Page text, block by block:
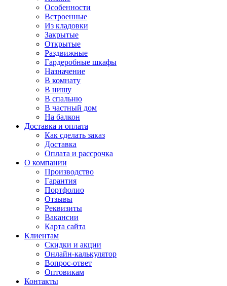
Особенности
Встроенные
Из кладовки
Закрытые
Открытые
Раздвижные
Гардеробные шкафы
Назначение
В комнату
В нишу
В спальню
В частный дом
На балкон
Доставка и оплата
Как сделать заказ
Доставка
Оплата и рассрочка
О компании
Производство
Гарантия
Портфолио
Отзывы
Реквизиты
Вакансии
Карта сайта
Клиентам
Скидки и акции
Онлайн-калькулятор
Вопрос-ответ
Оптовикам
Контакты